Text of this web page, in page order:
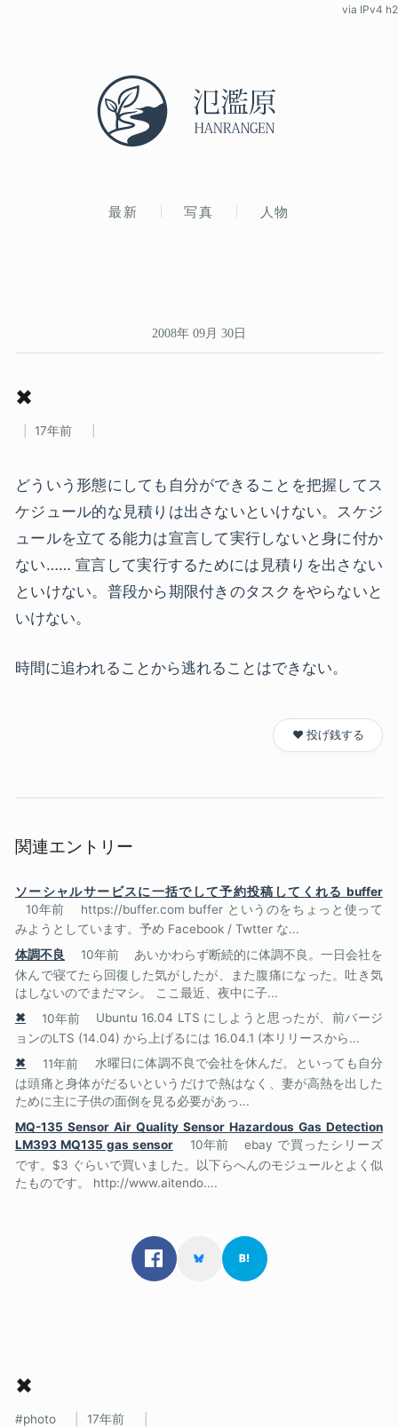
最新 写真 人物
via IPv4 h2
2008年 09月 30日
✖
17年前
どういう形態にしても自分ができることを把握してス
ケジュール的な見積りは出さないといけない。スケジ
ュールを立てる能力は宣言して実行しないと身に付か
ない…… 宣言して実行するためには見積りを出さない
といけない。普段から期限付きのタスクをやらないと
いけない。
時間に追われることから逃れることはできない。
❤️ 投げ銭する
関連エントリー
ソーシャルサービスに一括でして予約投稿してくれる buffer
10年前
https://buffer.com buffer というのをちょっと使って
みようとしています。予め Facebook / Twtter な...
体調不良
10年前
あいかわらず断続的に体調不良。一日会社を
休んで寝てたら回復した気がしたが、また腹痛になった。吐き気
はしないのでまだマシ。 ここ最近、夜中に子...
✖
10年前
Ubuntu 16.04 LTS にしようと思ったが、前バージ
ョンのLTS (14.04) から上げるには 16.04.1 (本リリースから...
✖
11年前
水曜日に体調不良で会社を休んだ。といっても自分
は頭痛と身体がだるいというだけで熱はなく、妻が高熱を出した
ために主に子供の面倒を見る必要があっ...
MQ-135 Sensor Air Quality Sensor Hazardous Gas Detection
LM393 MQ135 gas sensor
10年前
ebay で買ったシリーズ
です。$3 ぐらいで買いました。以下らへんのモジュールとよく似
たものです。 http://www.aitendo....
✖
photo 17年前